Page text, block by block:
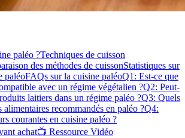
paléo ?Techniques de cuisson
des méthodes de cuissonStatistiques sur
paléoFAQs sur la cuisine paléoQ1: Est-ce que
avec un régime végétalien ?Q2: Peut-
laitiers dans un régime paléo ?Q3: Quels
alimentaires recommandés en paléo ?Q4:
courantes en cuisine paléo ?
achat📺 Ressource Vidéo